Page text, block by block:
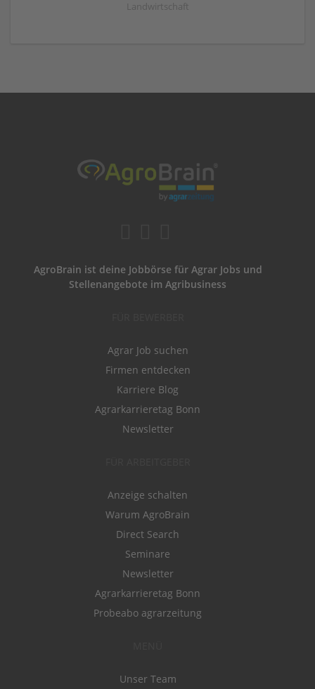
Landwirtschaft
AgroBrain ist deine Jobbörse für Agrar Jobs und
Stellenangebote im Agribusiness
Agrar Job suchen
Firmen entdecken
Karriere Blog
Agrarkarrieretag Bonn
Newsletter
Anzeige schalten
Warum AgroBrain
Direct Search
Seminare
Newsletter
Agrarkarrieretag Bonn
Probeabo agrarzeitung
Unser Team